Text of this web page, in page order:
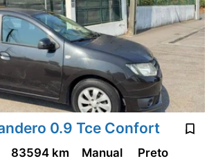
0.9 Tce Confort
83594 km Manual Preto